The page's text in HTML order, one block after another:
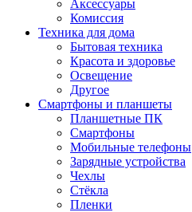
Аксессуары
Комиссия
Техника для дома
Бытовая техника
Красота и здоровье
Освещение
Другое
Смартфоны и планшеты
Планшетные ПК
Смартфоны
Мобильные телефоны
Зарядные устройства
Чехлы
Стёкла
Пленки